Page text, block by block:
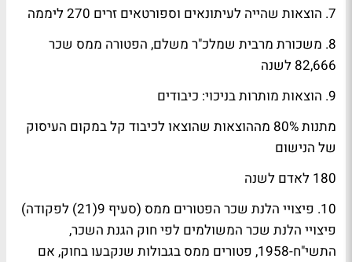
7. הוצאות שהייה לעיתונאים וספורטאים זרים 270 ליממה
8. משכורת מרבית שמלכ"ר משלם, הפטורה ממס שכר
82,666 לשנה
9. הוצאות מותרות בניכוי: כיבודים
מתנות 80% מההוצאות שהוצאו לכיבוד קל במקום העיסוק
של הנישום
180 לאדם לשנה
10. פיצויי הלנת שכר הפטורים ממס (סעיף 9(21) לפקודה)
פיצויי הלנת שכר המשולמים לפי חוק הגנת השכר,
התשי"ח-1958, פטורים ממס בגבולות שנקבעו בחוק, אם